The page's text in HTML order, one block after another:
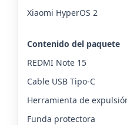
Xiaomi HyperOS 2
Contenido del paquete
REDMI Note 15
Cable USB Tipo-C
Herramienta de
Funda protectora